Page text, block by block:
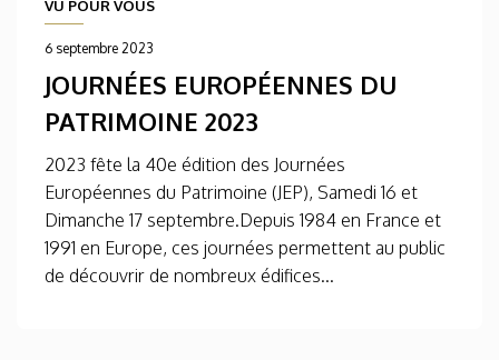
VU POUR VOUS
6 septembre 2023
JOURNÉES EUROPÉENNES DU
PATRIMOINE 2023
2023 fête la 40e édition des Journées
Européennes du Patrimoine (JEP), Samedi 16 et
Dimanche 17 septembre.Depuis 1984 en France et
1991 en Europe, ces journées permettent au public
de découvrir de nombreux édifices...